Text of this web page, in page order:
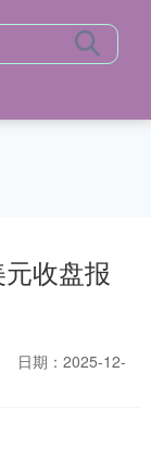
收盘报
日期：2025-12-